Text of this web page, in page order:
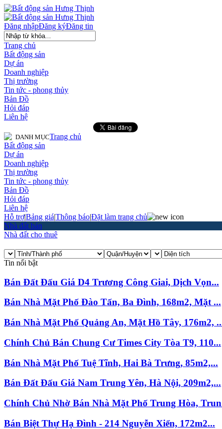
Đăng ký
Đăng nhập Đăng tin
Trang chủ
Bất động sản
Dự án
Doanh nghiệp
Thị trường
Tin tức - phong thủy
Bản Đồ
Hỏi đáp
Liên hệ
DANH MỤCTrang chủ
Bất động sản
Dự án
Doanh nghiệp
Thị trường
Tin tức - phong thủy
Bản Đồ
Hỏi đáp
Liên hệ
Hỗ trợ|Bảng giá|Thông báo|Đặt làm trang chủ
Nhà đất bán
Nhà đất cho thuê
Tin nổi bật
Bán Đất Đấu Giá D4 Trương Công Giai, Dịch Vọn...
Bán Nhà Mặt Phố Đào Tấn, Ba Đình, 168m2, Mặt ...
Bán Nhà Mặt Phố Quảng An, Mặt Hồ Tây, 176m2,
Chính Chủ Bán Chung Cư Times City Tòa T9, 110...
Bán Nhà Mặt Phố Tuệ Tĩnh, Hai Bà Trưng, 85m2,...
Bán Đất Đấu Giá Nam Trung Yên, Hà Nội, 209m2,...
Chính Chủ Nhờ Bán Nhà Mặt Phố Trung Hòa,
Bán Biệt Thự Hạ Đình - 214 Nguyễn Xiển, 172m2...